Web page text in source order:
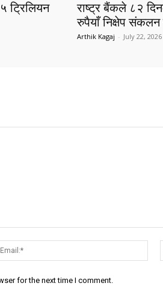
ट्रिलियन
राष्ट्र बैंकले ८२
रुपैयाँ निक्षेप संकलन
Arthik Kagaj - July 22, 2026
for the next time I comment.